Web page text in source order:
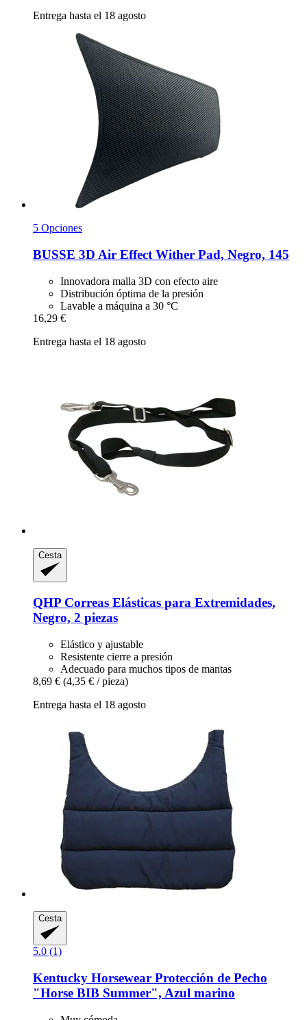
Entrega hasta el 18 agosto
5 Opciones
BUSSE 3D Air Effect Wither Pad, Negro, 145
Innovadora malla 3D con efecto aire
Distribución óptima de la presión
Lavable a máquina a 30 °C
16,29 €
Entrega hasta el 18 agosto
Cesta
QHP Correas Elásticas para Extremidades,
Negro, 2 piezas
Elástico y ajustable
Resistente cierre a presión
Adecuado para muchos tipos de mantas
8,69 € (4,35 € / pieza)
Entrega hasta el 18 agosto
Cesta
5.0 (1)
Kentucky Horsewear Protección de Pecho
"Horse BIB Summer", Azul marino